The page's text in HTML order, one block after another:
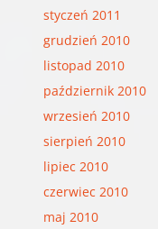
styczeń 2011
grudzień 2010
listopad 2010
październik 2010
wrzesień 2010
sierpień 2010
lipiec 2010
czerwiec 2010
maj 2010